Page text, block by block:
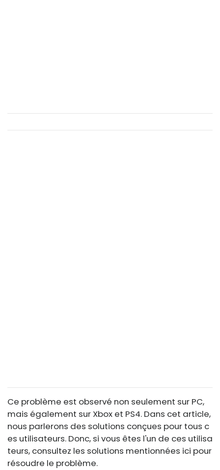
Ce problème est observé non seulement sur PC,
mais également sur Xbox et PS4. Dans cet article,
nous parlerons des solutions conçues pour tous c
es utilisateurs. Donc, si vous êtes l'un de ces utilisa
teurs, consultez les solutions mentionnées ici pour
résoudre le problème.